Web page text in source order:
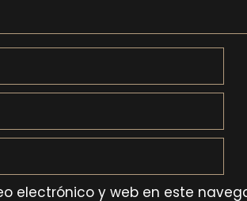
electrónico y web en este